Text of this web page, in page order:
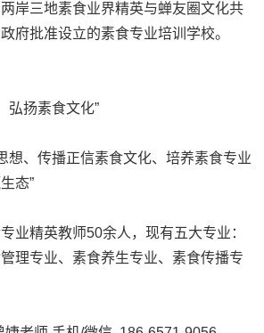
岸三地素食业界精英与蝉友圈文化共
府批准设立的素食专业培训学校。
弘扬素食文化”
想、传播正信素食文化、培养素食专业
态”
业精英教师50余人，现有五大专业：
理专业、素食养生专业、素食传播专